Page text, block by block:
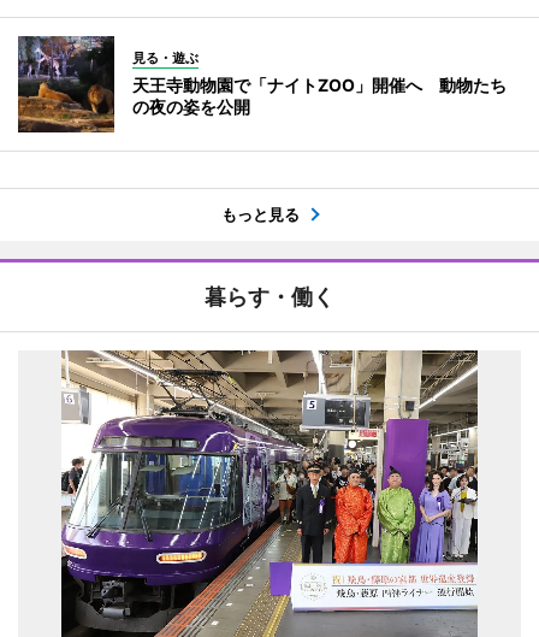
見る・遊ぶ
天王寺動物園で「ナイトZOO」開催へ 動物たち
の夜の姿を公開
もっと見る
暮らす・働く